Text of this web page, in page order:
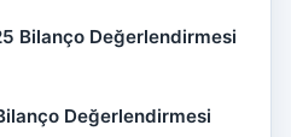
Bilanço Değerlendirmesi
Değerlendirmesi